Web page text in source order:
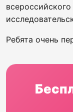
Ребята очень